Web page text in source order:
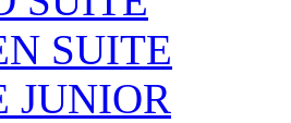
SUITE
JUNIOR